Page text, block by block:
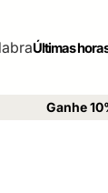
Últimas
Ganhe